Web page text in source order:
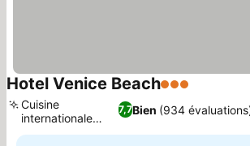
Hotel Venice Beach3 Étoiles
7,7Bien (934
Cuisine
internationale
variée